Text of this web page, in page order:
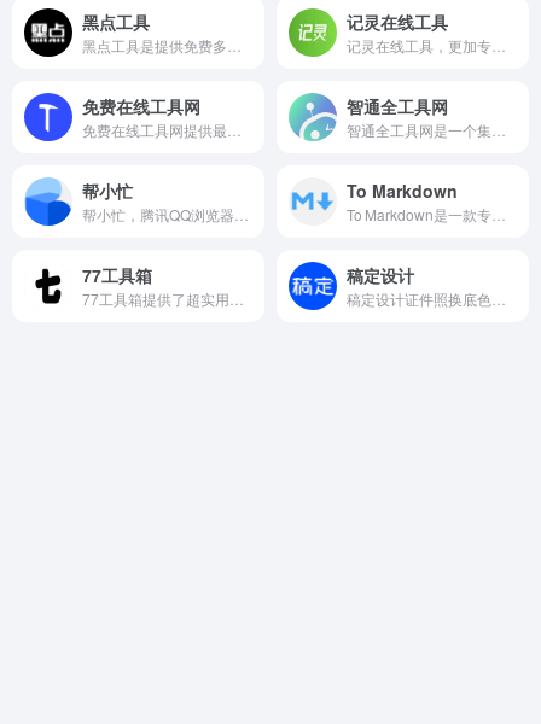
黑点工具 记灵在线工具
免费在线工具网 智通全工具网
帮小忙 To Markdown
77工具箱 稿定设计